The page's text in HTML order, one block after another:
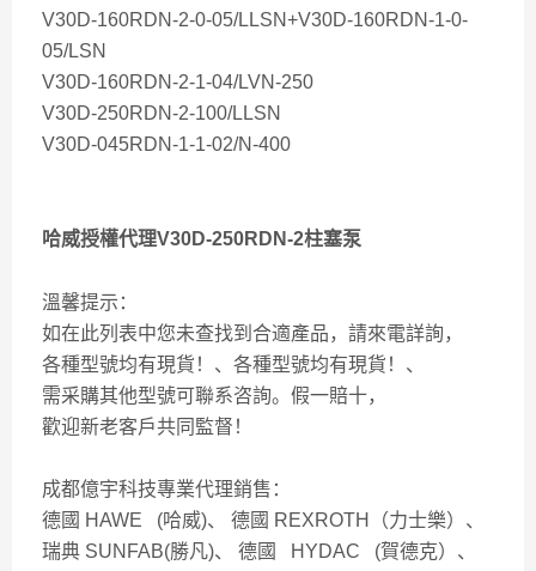
V30D-160RDN-2-0-05/LLSN+V30D-160RDN-1-0-
05/LSN
V30D-160RDN-2-1-04/LVN-250
V30D-250RDN-2-100/LLSN
V30D-045RDN-1-1-02/N-400
哈威授權代理V30D-250RDN-2柱塞泵
溫馨提示：
如在此列表中您未查找到合適產品，請來電詳詢，
各種型號均有現貨！、各種型號均有現貨！、
需采購其他型號可聯系咨詢。假一賠十，
歡迎新老客戶共同監督！
成都億宇科技專業代理銷售：
德國 HAWE (哈威)、 德國 REXROTH（力士樂）、
瑞典 SUNFAB(勝凡)、 德國 HYDAC (賀德克）、